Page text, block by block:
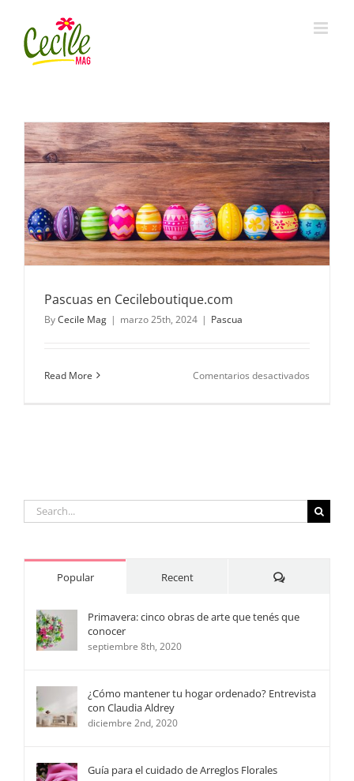
content
Pascuas en Cecileboutique.com
ByCecile Mag | marzo 25th, 2024 | Pascua
Read More Comentarios desactivados
Search
for:
Popular Recent Comments
Primavera: cinco obras de arte que tenés que
conocer
septiembre 8th, 2020
¿Cómo mantener tu hogar ordenado? Entrevista
con Claudia Aldrey
diciembre 2nd, 2020
Guía para el cuidado de Arreglos Florales